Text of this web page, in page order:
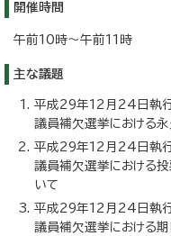
開催時間
午前10時～午前11時
主な議題
平成29年12月24日執
議員補欠選挙における
平成29年12月24日執
議員補欠選挙における
いて
平成29年12月24日執
議員補欠選挙における